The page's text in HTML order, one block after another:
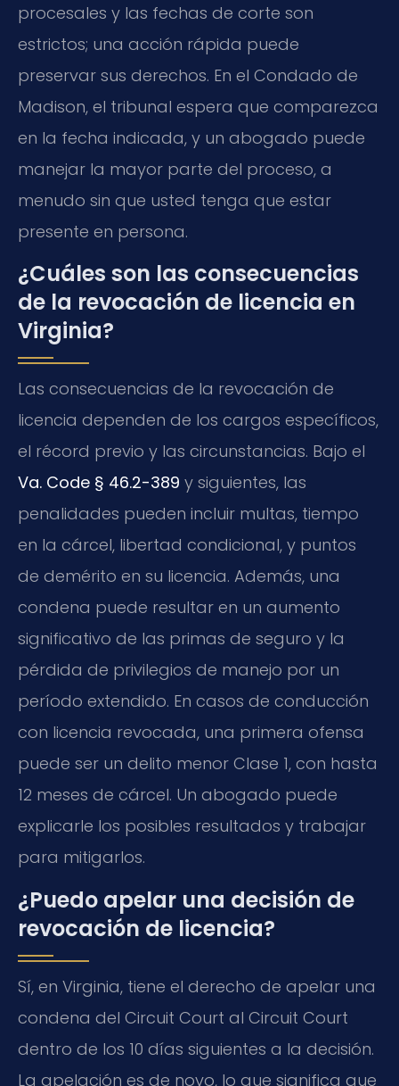
procesales y las fechas de corte son
estrictos; una acción rápida puede
preservar sus derechos. En el Condado de
Madison, el tribunal espera que comparezca
en la fecha indicada, y un abogado puede
manejar la mayor parte del proceso, a
menudo sin que usted tenga que estar
presente en persona.
¿Cuáles son las consecuencias
de la revocación de licencia en
Virginia?
Las consecuencias de la revocación de
licencia dependen de los cargos específicos,
el récord previo y las circunstancias. Bajo el
Va. Code § 46.2-389 y siguientes, las
penalidades pueden incluir multas, tiempo
en la cárcel, libertad condicional, y puntos
de demérito en su licencia. Además, una
condena puede resultar en un aumento
significativo de las primas de seguro y la
pérdida de privilegios de manejo por un
período extendido. En casos de conducción
con licencia revocada, una primera ofensa
puede ser un delito menor Clase 1, con hasta
12 meses de cárcel. Un abogado puede
explicarle los posibles resultados y trabajar
para mitigarlos.
¿Puedo apelar una decisión de
revocación de licencia?
Sí, en Virginia, tiene el derecho de apelar una
condena del Circuit Court al Circuit Court
dentro de los 10 días siguientes a la decisión.
La apelación es de novo, lo que significa que